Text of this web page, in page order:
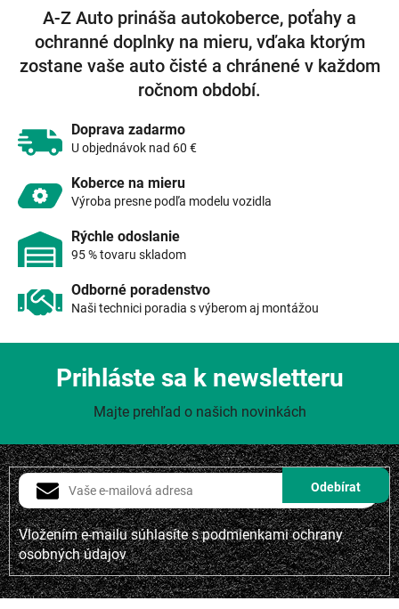
á
d
a
c
i
e
v
A-Z Auto prináša autokoberce, poťahy a
ochranné doplnky na mieru, vďaka ktorým
zostane vaše auto čisté a chránené v každom
ročnom období.
Doprava zadarmo
U objednávok nad 60 €
Koberce na mieru
Výroba presne podľa modelu vozidla
Rýchle odoslanie
95 % tovaru skladom
Odborné poradenstvo
Naši technici poradia s výberom aj montážou
Vložením e-mailu súhlasíte spodmienkami ochrany
osobných údajov
Prihláste sa k newsletteru
Majte prehľad o našich novinkách